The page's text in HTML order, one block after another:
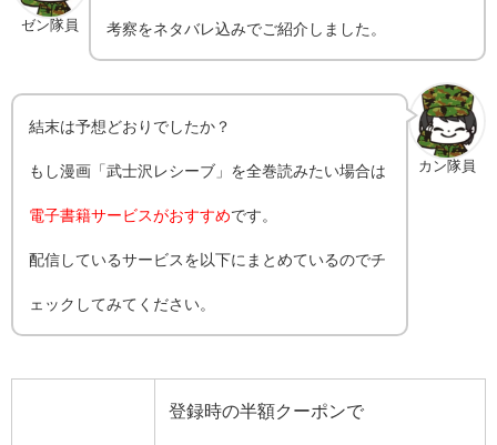
ゼン隊員 考察をネタバレ込みでご紹介しました。
カン隊員
結末は予想どおりでしたか？
もし漫画「武士沢レシーブ」を全巻読みたい場合は
電子書籍サービスがおすすめです。
配信しているサービスを以下にまとめているのでチ
ェックしてみてください。
登録時の半額クーポンで